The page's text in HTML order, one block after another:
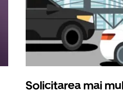
Solicitarea mai